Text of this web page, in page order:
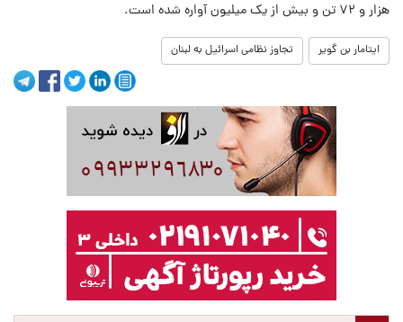
هزار و ۷۲ تن و بیش از یک میلیون آواره شده است.
ایتامار بن گویر تجاوز نظامی اسرائیل به لبنان